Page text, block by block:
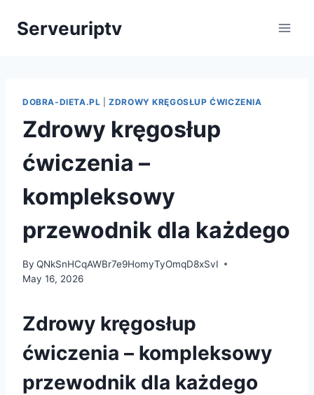
Serveuriptv
DOBRA-DIETA.PL |ZDROWY KRĘGOSŁUP ĆWICZENIA
Zdrowy kręgosłup
ćwiczenia –
kompleksowy
przewodnik dla każdego
By QNkSnHCqAWBr7e9HomyTyOmqD8xSvI
May 16, 2026
Zdrowy kręgosłup
ćwiczenia – kompleksowy
przewodnik dla każdego